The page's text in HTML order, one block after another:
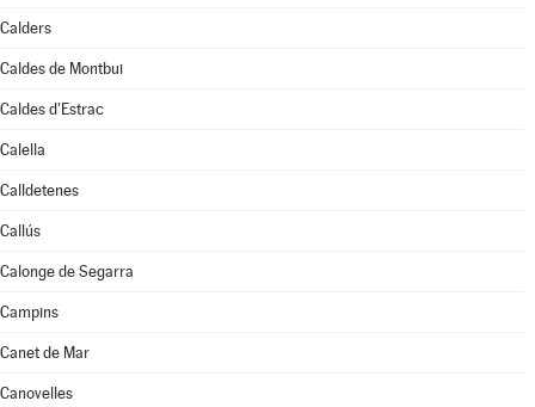
Calders
Caldes de Montbui
Caldes d'Estrac
Calella
Calldetenes
Callús
Calonge de Segarra
Campins
Canet de Mar
Canovelles